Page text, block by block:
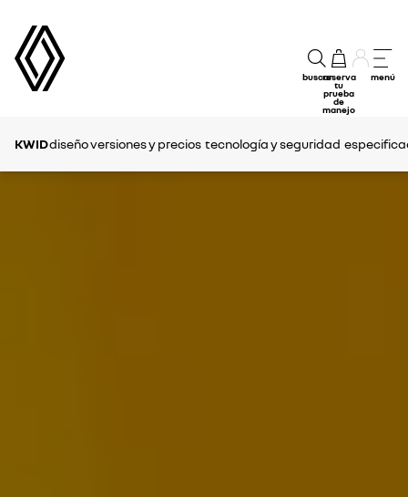
buscarreserva
tu
prueba
de
manejo
menú
KWIDdiseñoversiones y precios tecnología y seguridad